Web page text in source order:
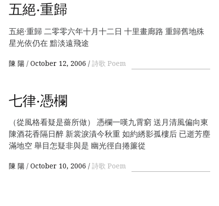
五絕·重歸
五絕·重歸 二零零六年十月十二日 十里畫廊路 重歸舊地殊
星光依仍在 黯淡遠飛途
陳 陽 October 12, 2006 詩歌 Poem
七律·憑欄
（從風格看疑是薔所做） 憑欄一嘆九霄窮 送月清風偏向東
陳酒花香隔日醉 新裳淚漬今秋重 如約綉影孤樓后 已逝芳塵
滿地空 舉目怎疑非與是 幽光徑自捲簾從
陳 陽 October 10, 2006 詩歌 Poem